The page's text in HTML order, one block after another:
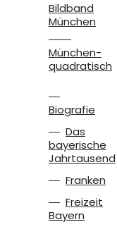
Bildband
München
München-
quadratisch
Biografie
Das
bayerische
Jahrtausend
Franken
Freizeit
Bayern